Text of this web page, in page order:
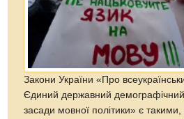
Закони України «Про
Єдиний державний
засади мовної політики» є такими,